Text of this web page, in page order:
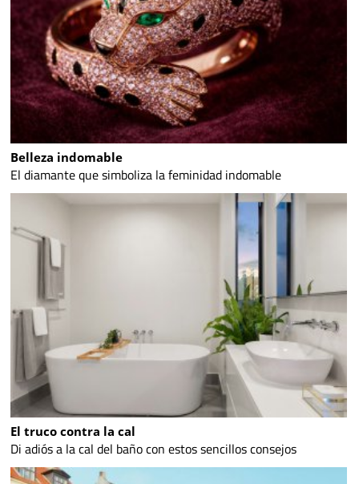
Belleza indomable
El diamante que simboliza la feminidad indomable
El truco contra la cal
Di adiós a la cal del baño con estos sencillos consejos